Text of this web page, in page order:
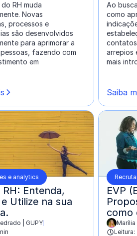
RH muda
Novas
processos e
são desenvolvidos
para aprimorar a
fazendo com
em
Ao
como
arrepios
mais
Saiba
e analytics
RH: Entenda,
Utilize na sua
| GUPY
EVP
como
escrito
Marília
Leitura: